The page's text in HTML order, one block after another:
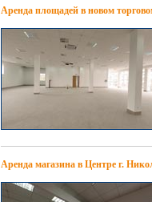
Аренда площадей в новом
Аренда магазина в Центре г.